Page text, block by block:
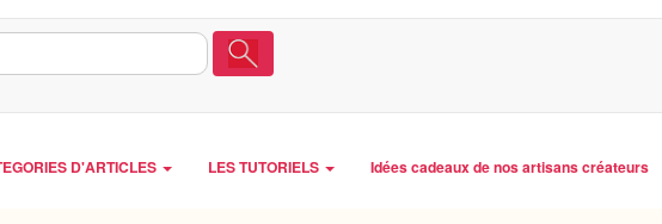
D'ARTICLES LES TUTORIELS Idées cadeaux de nos artisans créateurs